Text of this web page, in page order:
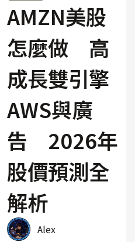
AMZN美股
怎麼做 高
成長雙引擎
AWS與廣
告 2026年
股價預測全
解析
Alex